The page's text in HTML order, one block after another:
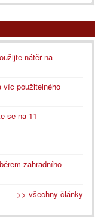
nátěr na
použitelného
se na 11
zahradního
>> všechny články